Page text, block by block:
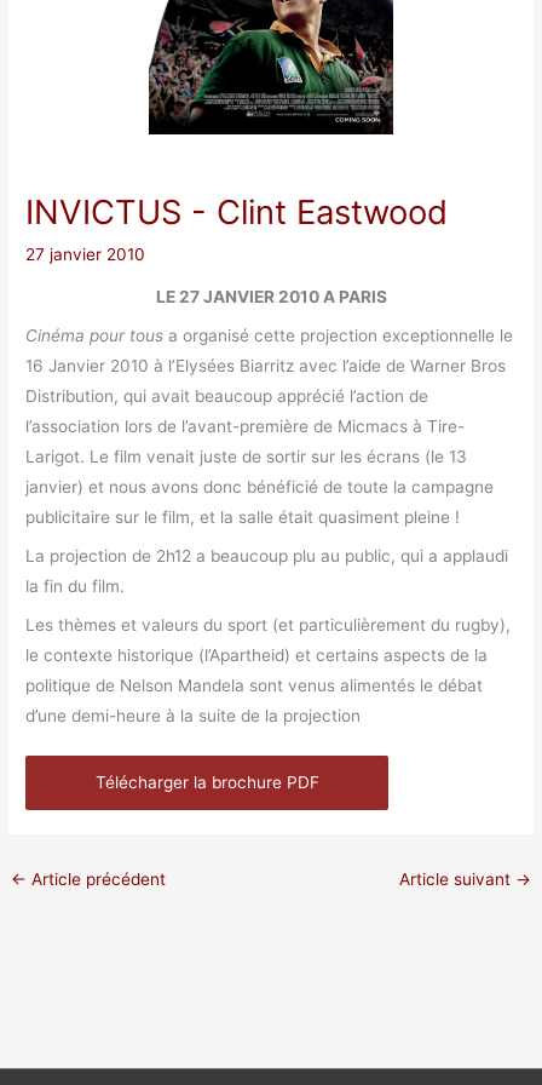
INVICTUS - Clint Eastwood
27 janvier 2010
LE 27 JANVIER 2010 A PARIS
Cinéma pour tous a organisé cette projection exceptionnelle le
16 Janvier 2010 à l’Elysées Biarritz avec l’aide de Warner Bros
Distribution, qui avait beaucoup apprécié l’action de
l’association lors de l’avant-première de Micmacs à Tire-
Larigot. Le film venait juste de sortir sur les écrans (le 13
janvier) et nous avons donc bénéficié de toute la campagne
publicitaire sur le film, et la salle était quasiment pleine !
La projection de 2h12 a beaucoup plu au public, qui a applaudi
la fin du film.
Les thèmes et valeurs du sport (et particulièrement du rugby),
le contexte historique (l’Apartheid) et certains aspects de la
politique de Nelson Mandela sont venus alimentés le débat
d’une demi-heure à la suite de la projection
Télécharger la brochure PDF
← Article précédent Article suivant →